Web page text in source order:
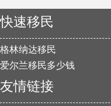
快速移民
格林纳达移民
爱尔兰移民多少钱
友情链接